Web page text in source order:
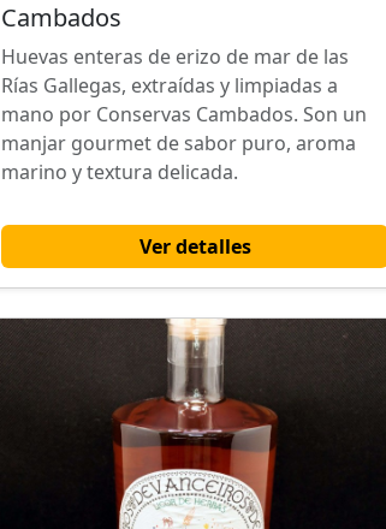
Cambados
Huevas enteras de erizo de mar de las
Rías Gallegas, extraídas y limpiadas a
mano por Conservas Cambados. Son un
manjar gourmet de sabor puro, aroma
marino y textura delicada.
Ver detalles